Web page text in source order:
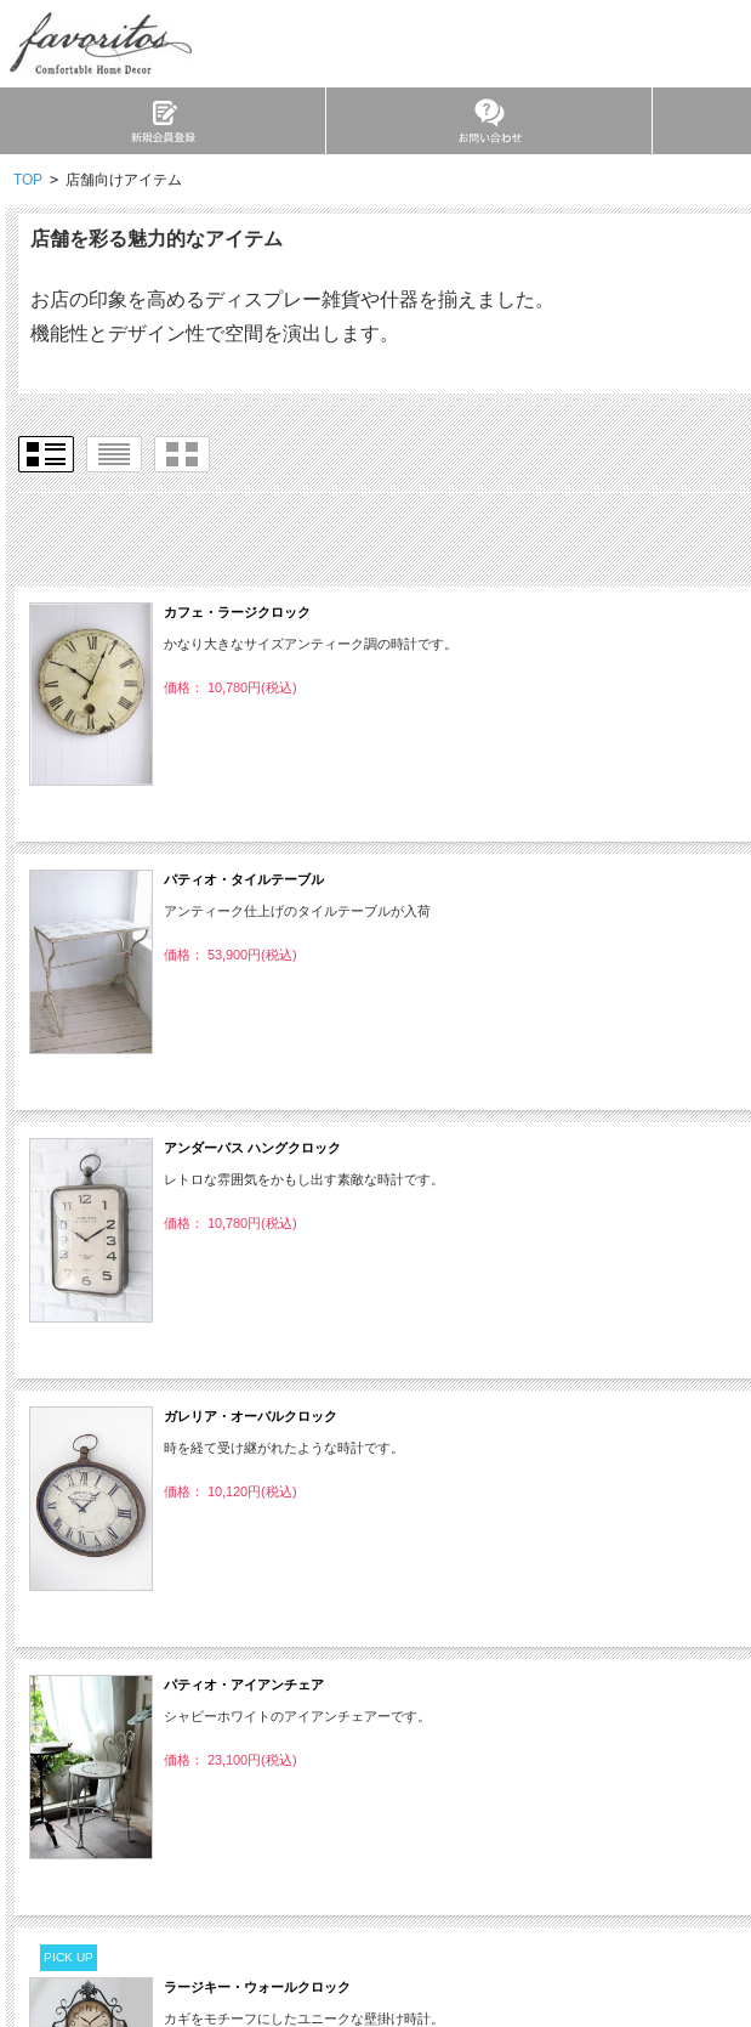
TOP > 店舗向けアイテム
店舗を彩る魅力的なアイテム
お店の印象を高めるディスプレー雑貨や什器を揃えました。
機能性とデザイン性で空間を演出します。
カフェ・ラージクロック
かなり大きなサイズアンティーク調の時計です。
価格： 10,780円(税込)
パティオ・タイルテーブル
アンティーク仕上げのタイルテーブルが入荷
価格： 53,900円(税込)
アンダーパス ハングクロック
レトロな雰囲気をかもし出す素敵な時計です。
価格： 10,780円(税込)
ガレリア・オーバルクロック
時を経て受け継がれたような時計です。
価格： 10,120円(税込)
パティオ・アイアンチェア
シャビーホワイトのアイアンチェアーです。
価格： 23,100円(税込)
PICK UP
ラージキー・ウォールクロック
カギをモチーフにしたユニークな壁掛け時計。